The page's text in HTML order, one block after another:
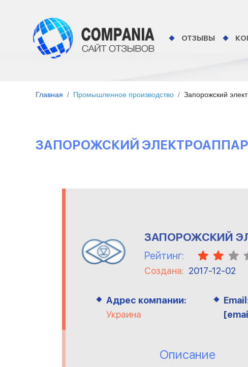
ОТЗЫВЫ
Главная Промышленное производство Запорожский
ЗАПОРОЖСКИЙ
ЗАПОРОЖСКИЙ
Рейтинг:
Создана: 2017-12-02
Адрес компании:
Украина
Описание